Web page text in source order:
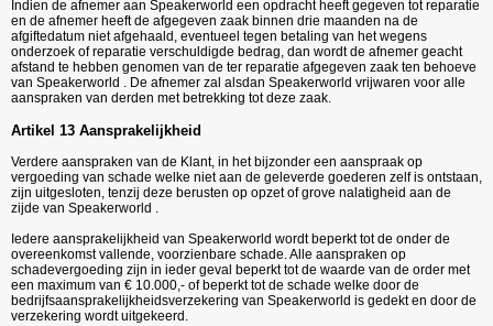
Indien de afnemer aan Speakerworld een opdracht heeft gegeven tot reparatie
en de afnemer heeft de afgegeven zaak binnen drie maanden na de
afgiftedatum niet afgehaald, eventueel tegen betaling van het wegens
onderzoek of reparatie verschuldigde bedrag, dan wordt de afnemer geacht
afstand te hebben genomen van de ter reparatie afgegeven zaak ten behoeve
van Speakerworld . De afnemer zal alsdan Speakerworld vrijwaren voor alle
aanspraken van derden met betrekking tot deze zaak.
Artikel 13 Aansprakelijkheid
Verdere aanspraken van de Klant, in het bijzonder een aanspraak op
vergoeding van schade welke niet aan de geleverde goederen zelf is ontstaan,
zijn uitgesloten, tenzij deze berusten op opzet of grove nalatigheid aan de
zijde van Speakerworld .
Iedere aansprakelijkheid van Speakerworld wordt beperkt tot de onder de
overeenkomst vallende, voorzienbare schade. Alle aanspraken op
schadevergoeding zijn in ieder geval beperkt tot de waarde van de order met
een maximum van € 10.000,- of beperkt tot de schade welke door de
bedrijfsaansprakelijkheidsverzekering van Speakerworld is gedekt en door de
verzekering wordt uitgekeerd.